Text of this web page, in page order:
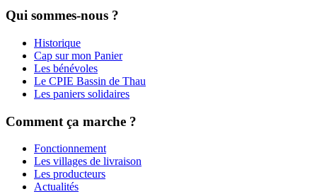
Qui sommes-nous ?
Historique
Cap sur mon Panier
Les bénévoles
Le CPIE Bassin de Thau
Les paniers solidaires
Comment ça marche ?
Fonctionnement
Les villages de livraison
Les producteurs
Actualités